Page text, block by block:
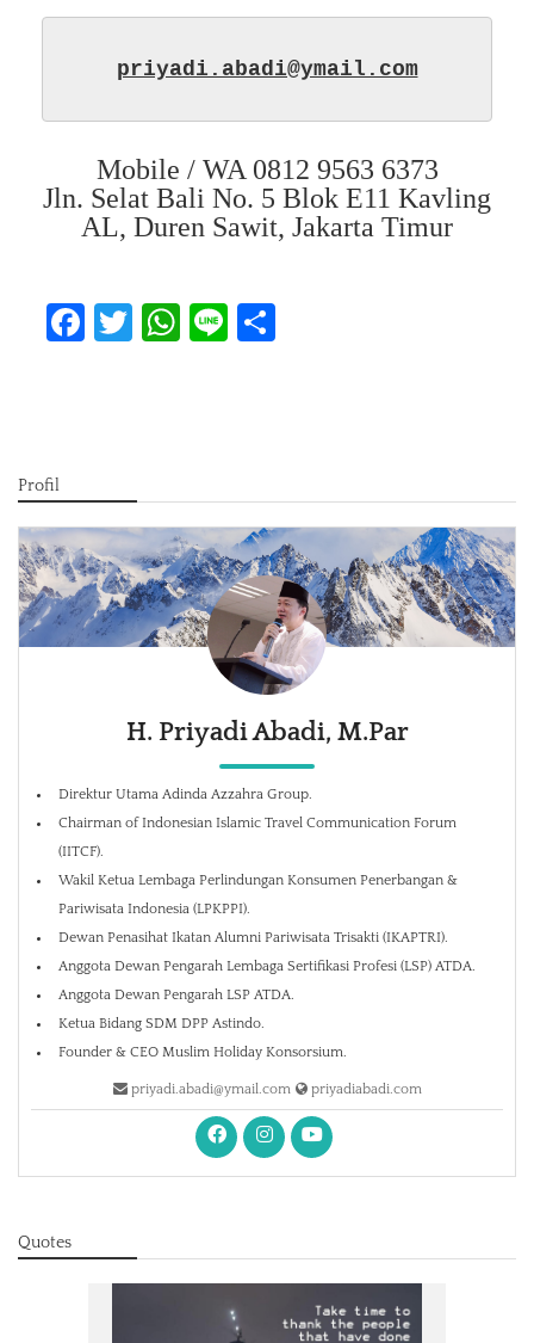
priyadi.abadi@ymail.com
Mobile / WA 0812 9563 6373
Jln. Selat Bali No. 5 Blok E11 Kavling
AL, Duren Sawit, Jakarta Timur
Facebook
Twitter
WhatsApp
Line
Profil
H. Priyadi Abadi, M.Par
Direktur Utama Adinda Azzahra Group.
Chairman of Indonesian Islamic Travel Communication Forum
(IITCF).
Wakil Ketua Lembaga Perlindungan Konsumen Penerbangan &
Pariwisata Indonesia (LPKPPI).
Dewan Penasihat Ikatan Alumni Pariwisata Trisakti (IKAPTRI).
Anggota Dewan Pengarah Lembaga Sertifikasi Profesi (LSP) ATDA.
Anggota Dewan Pengarah LSP ATDA.
Ketua Bidang SDM DPP Astindo.
Founder & CEO Muslim Holiday Konsorsium.
priyadi.abadi@ymail.com priyadiabadi.com
Quotes